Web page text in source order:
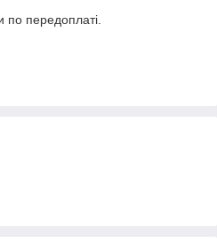
по передоплаті.